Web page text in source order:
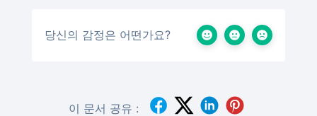
당신의 감정은 어떤가요?
이 문서 공유 :